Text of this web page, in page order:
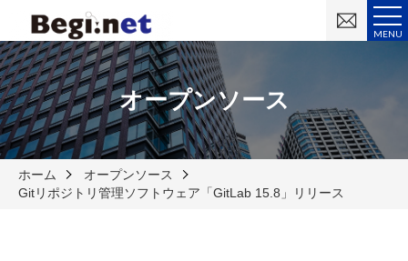
MENU
い
オープンソース
ホーム
オープンソース
Gitリポジトリ管理ソフトウェア「GitLab 15.8」リリース